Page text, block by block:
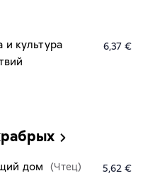
и культура
6,37 €
дом
(Чтец)
5,62 €